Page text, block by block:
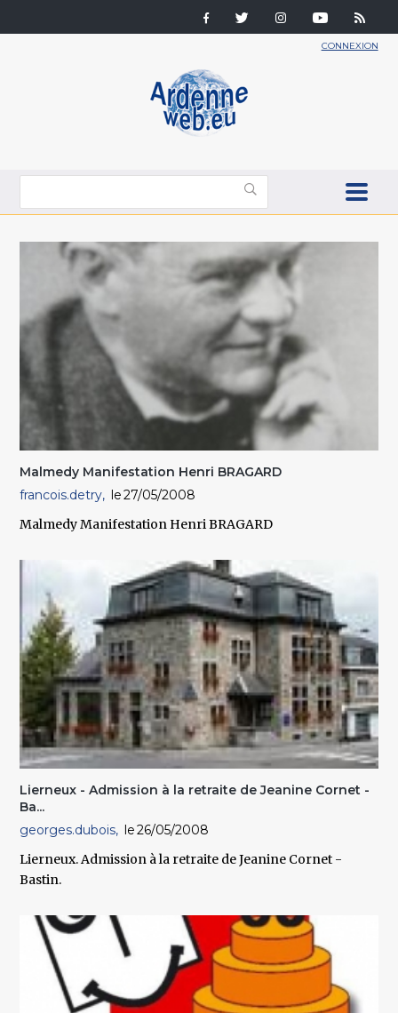
CONNEXION
Malmedy Manifestation Henri BRAGARD
francois.detry
27/05/2008
Malmedy Manifestation Henri BRAGARD
Lierneux - Admission à la retraite de Jeanine Cornet -
Ba...
georges.dubois
26/05/2008
Lierneux. Admission à la retraite de Jeanine Cornet -
Bastin.